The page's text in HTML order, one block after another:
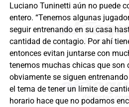
Luciano Tuninetti aún no puede
entero. “Tenemos algunas
seguir entrenando en su casa
cantidad de contagio. Por ahí
entonces evitan juntarse con
tenemos muchas chicas que son
obviamente se siguen
el tema de tener un límite de
horario hace que no podamos